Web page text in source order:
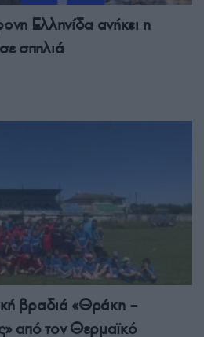
Ελληνίδα ανήκει η
σπηλιά
βραδιά «Θράκη –
από τον Θερμαϊκό